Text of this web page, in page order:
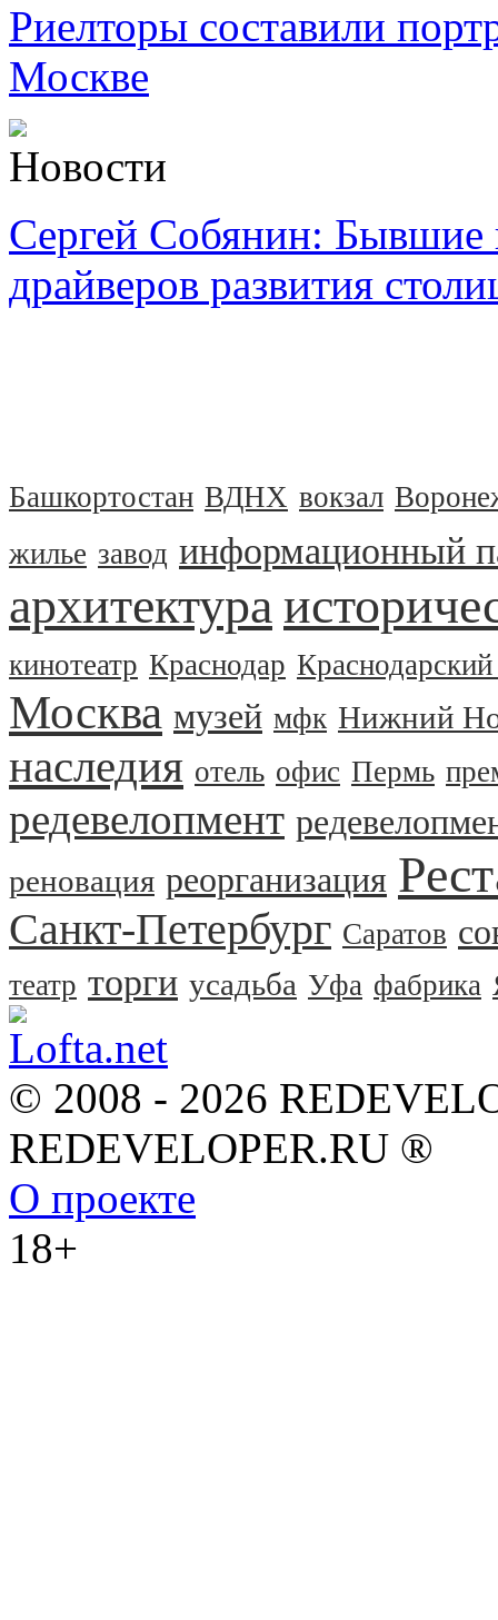
Риелторы составили
Москве
Новости
Сергей Собянин:
драйверов развития
Башкортостан ВДНХ вокзал
жилье завод информационный
архитектура
кинотеатр Краснодар
Москва музей мфк Нижний
наследия отель офис Пермь
редевелопмент
реновация реорганизация
Санкт-Петербург Саратов
театр торги усадьба Уфа фабрика
© 2008 - 2026
REDEVELOPER.RU ®
О проекте
18+